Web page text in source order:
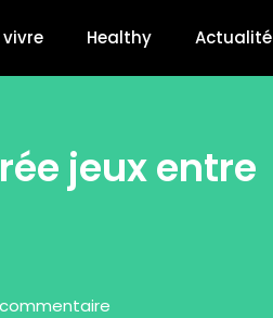
Healthy Actualité
jeux entre